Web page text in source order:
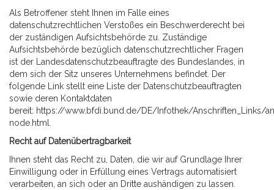
Als Betroffener steht Ihnen im Falle eines
datenschutzrechtlichen Verstoßes ein Beschwerderecht bei
der zuständigen Aufsichtsbehörde zu. Zuständige
Aufsichtsbehörde bezüglich datenschutzrechtlicher Fragen
ist der Landesdatenschutzbeauftragte des Bundeslandes, in
dem sich der Sitz unseres Unternehmens befindet. Der
folgende Link stellt eine Liste der Datenschutzbeauftragten
sowie deren Kontaktdaten
bereit: https://www.bfdi.bund.de/DE/Infothek/Anschriften_Links/
node.html
Recht auf Datenübertragbarkeit
Ihnen steht das Recht zu, Daten, die wir auf Grundlage Ihrer
Einwilligung oder in Erfüllung eines Vertrags automatisiert
verarbeiten, an sich oder an Dritte aushändigen zu lassen.